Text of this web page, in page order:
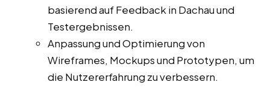
basierend auf Feedback in Dachau und
Testergebnissen.
Anpassung und Optimierung von
Wireframes, Mockups und Prototypen, um
die Nutzererfahrung zu verbessern.